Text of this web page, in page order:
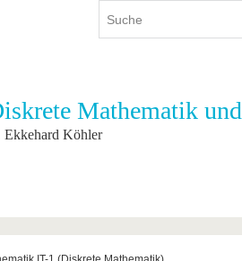
Profil
BTU ins Ausland
Weiterbildung
Mathematik
Ekkehard Köhler